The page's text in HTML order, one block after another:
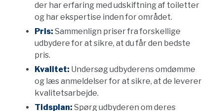
der har erfaring med udskiftning af toiletter
og har ekspertise inden for området.
Pris: Sammenlign priser fra forskellige
udbydere for at sikre, at du får den bedste
pris.
Kvalitet: Undersøg udbyderens omdømme
og læs anmeldelser for at sikre, at de leverer
kvalitetsarbejde.
Tidsplan: Spørg udbyderen om deres